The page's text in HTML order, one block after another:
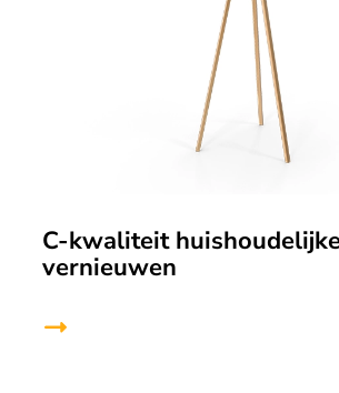
C-kwaliteit
vernieuwen